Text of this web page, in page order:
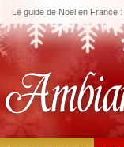
Le guide de Noël en France